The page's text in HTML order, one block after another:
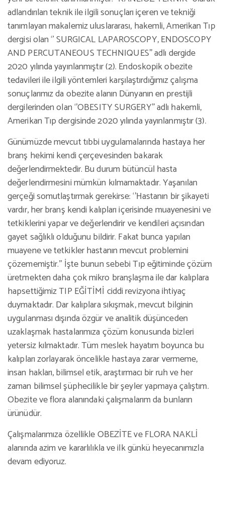
adlandırılan teknik ile ilgili sonuçları içeren ve tekniği
tanımlayan makalemiz uluslararası, hakemli, Amerikan Tıp
dergisi olan ‘’ SURGICAL LAPAROSCOPY, ENDOSCOPY
AND PERCUTANEOUS TECHNIQUES’’ adlı dergide
2020 yılında yayınlanmıştır (2). Endoskopik obezite
tedavileri ile ilgili yöntemleri karşılaştırdığımız çalışma
sonuçlarımız da obezite alanın Dünyanın en prestijli
dergilerinden olan ‘’OBESITY SURGERY’’ adlı hakemli,
Amerikan Tıp dergisinde 2020 yılında yayınlanmıştır (3).
Günümüzde mevcut tıbbi uygulamalarında hastaya her
branş hekimi kendi çerçevesinden bakarak
değerlendirmektedir. Bu durum bütüncül hasta
değerlendirmesini mümkün kılmamaktadır. Yaşanılan
gerçeği somutlaştırmak gerekirse: ‘’Hastanın bir şikayeti
vardır, her branş kendi kalıpları içerisinde muayenesini ve
tetkiklerini yapar ve değerlendirir ve kendileri açısından
gayet sağlıklı olduğunu bildirir. Fakat bunca yapılan
muayene ve tetkikler hastanın mevcut problemini
çözememiştir.’’ İşte bunun sebebi Tıp eğitiminde çözüm
üretmekten daha çok mikro branşlaşma ile dar kalıplara
hapsettiğimiz TIP EĞİTİMİ ciddi revizyona ihtiyaç
duymaktadır. Dar kalıplara sıkışmak, mevcut bilginin
uygulanması dışında özgür ve analitik düşünceden
uzaklaşmak hastalarımıza çözüm konusunda bizleri
yetersiz kılmaktadır. Tüm meslek hayatım boyunca bu
kalıpları zorlayarak öncelikle hastaya zarar vermeme,
insan hakları, bilimsel etik, araştırmacı bir ruh ve her
zaman bilimsel şüphecilikle bir şeyler yapmaya çalıştım.
Obezite ve flora alanındaki çalışmalarım da bunların
ürünüdür.
Çalışmalarımıza özellikle OBEZİTE ve FLORA NAKLİ
alanında azim ve kararlılıkla ve ilk günkü heyecanımızla
devam ediyoruz.